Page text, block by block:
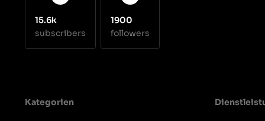
15.6k
subscribers
1900
followers
Kategorien